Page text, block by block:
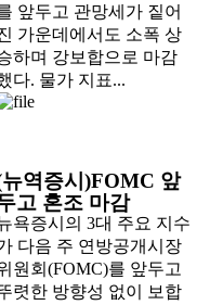
앞두고 관망세가 짙어
가운데에서도 소폭 상
하며 강보합으로 마감
다. 물가 지표...
역증시)FOMC 앞
고 혼조 마감
욕증시의 3대 주요 지수
다음 주 연방공개시장
원회(FOMC)를 앞두고
렷한 방향성 없이 보합